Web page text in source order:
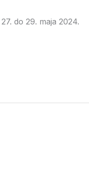
do 29. maja 2024.